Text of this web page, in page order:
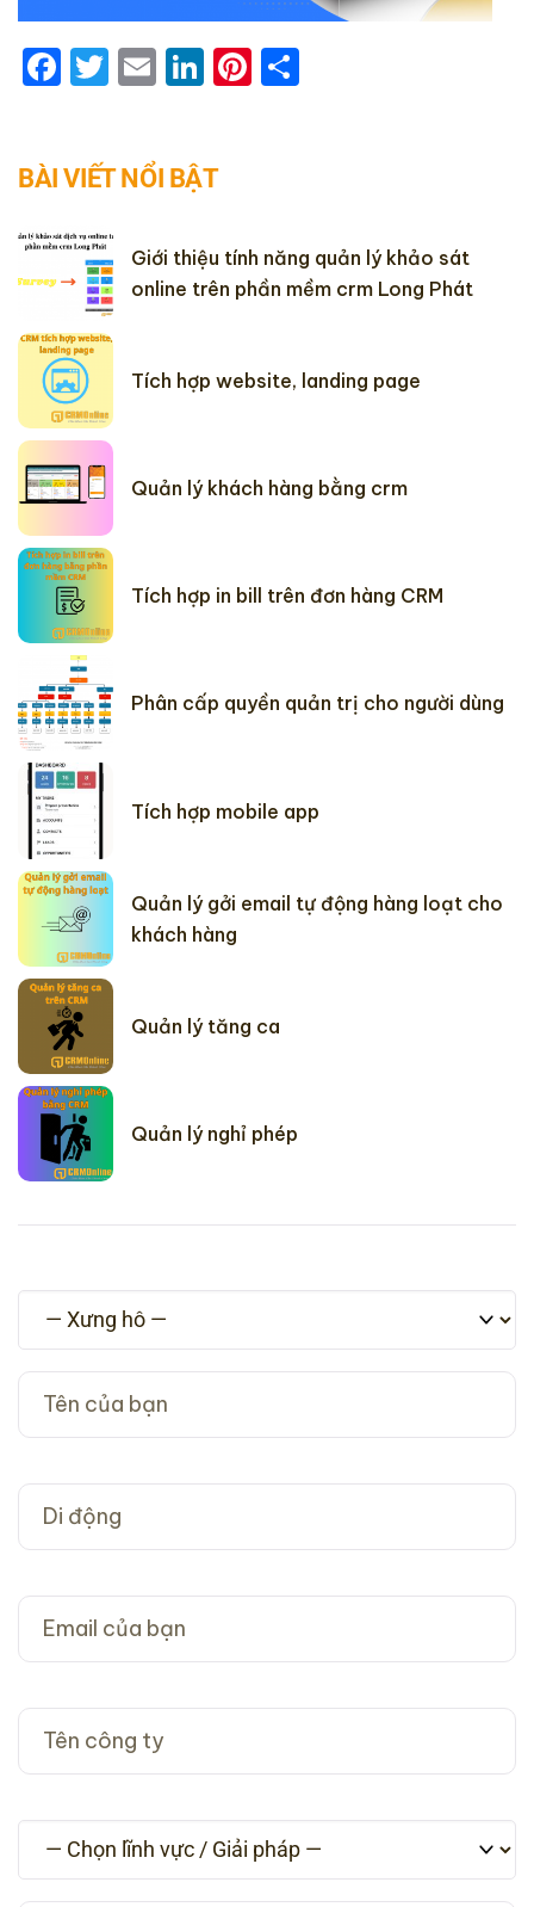
Facebook
Twitter
EmailLinkedIn
Pinterest
BÀI VIẾT NỔI BẬT
Giới thiệu tính năng quản lý khảo sát
online trên phần mềm crm Long Phát
Tích hợp website, landing page
Quản lý khách hàng bằng crm
Tích hợp in bill trên đơn hàng CRM
Phân cấp quyền quản trị cho người dùng
Tích hợp mobile app
Quản lý gởi email tự động hàng loạt cho
khách hàng
Quản lý tăng ca
Quản lý nghỉ phép